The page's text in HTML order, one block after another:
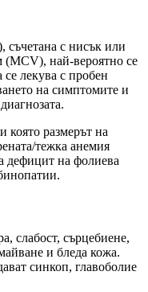
съчетана с нисък или
(MCV), най-вероятно се
лекува с пробен
на симптомите и
която размерът на
тежка анемия
дефицит на фолиева
слабост, сърцебиене,
и бледа кожа.
синкоп, главоболие